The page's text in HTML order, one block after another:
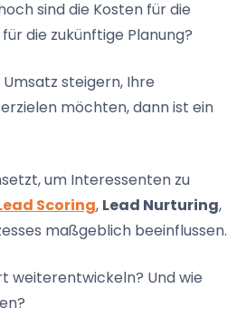
sind die Kosten für die
die zukünftige Planung?
steigern, Ihre
möchten, dann ist ein
um Interessenten zu
Scoring, Lead Nurturing,
maßgeblich beeinflussen.
weiterentwickeln? Und wie